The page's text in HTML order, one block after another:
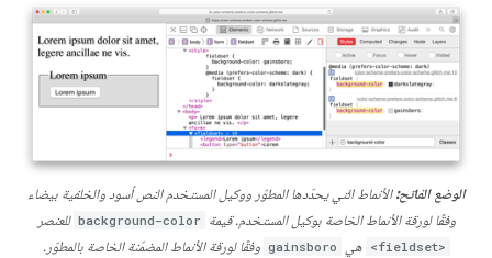
الوضع الفاتح:الأنماط التي يحدّدها المطوّر ووكيل المستخدم النص أسود والخلفية بيضاء
وفقًا لورقة الأنماط الخاصة بوكيل المستخدم. قيمة background-color للعنصر
<fieldset> هي gainsboro وفقًا لورقة الأنماط المضمّنة الخاصة بالمطوّر.